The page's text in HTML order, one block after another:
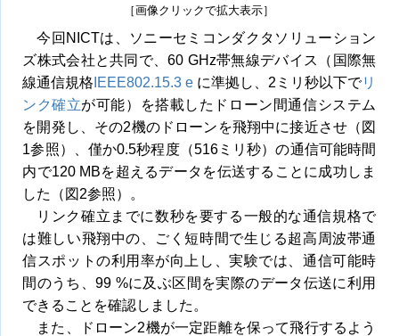
［画像クリックで拡大表示］
今回NICTは、ソニーセミコンダクタソリューション
ズ株式会社と共同で、60 GHz帯無線デバイス（国際無
線通信規格 IEEE802.15.3 e に準拠し、2ミリ秒以下でリ
ンク確立が可能）を搭載したドローン間通信システム
を開発し、その2機のドローンを飛翔中に接近させ（図
1参照）、僅か0.5秒程度（516ミリ秒）の通信可能時間
内で120 MBを超えるデータを伝送することに成功しま
した（図2参照）。
リンク確立までに数秒を要する一般的な通信規格で
は難しい飛翔中の、ごく短時間で生じる超高周波帯通
信スポットの利用率が向上し、実験では、通信可能時
間のうち、99 %に及ぶ区間を実際のデータ伝送に利用
できることを確認しました。
また、ドローン2機が一定距離を保って飛行するよう